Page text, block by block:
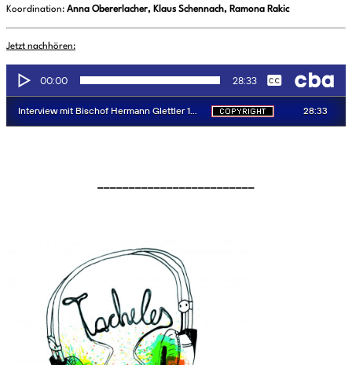
Koordination: Anna Obererlacher, Klaus Schennach, Ramona Rakic
Jetzt nachhören: